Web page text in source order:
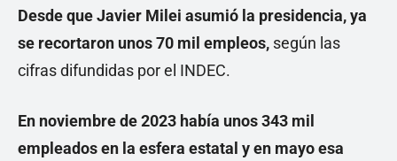
Desde que Javier Milei asumió la presidencia, ya
se recortaron unos 70 mil empleos, según las
cifras difundidas por el INDEC.
En noviembre de 2023 había unos343 mil
empleadosen la esfera estatal y en mayo esa